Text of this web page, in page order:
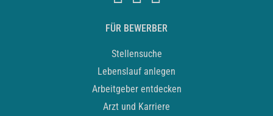
FÜR BEWERBER
Stellensuche
Lebenslauf anlegen
Arbeitgeber entdecken
Arzt und Karriere